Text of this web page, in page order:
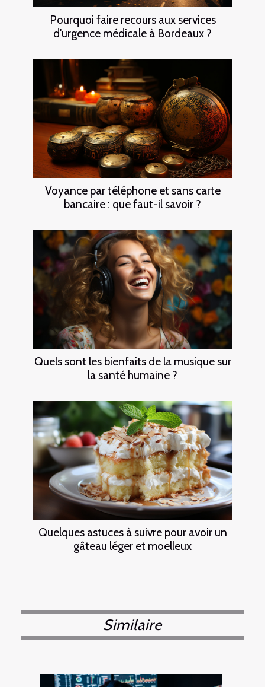
Pourquoi faire recours aux services
d'urgence médicale à Bordeaux ?
Voyance par téléphone et sans carte
bancaire : que faut-il savoir ?
Quels sont les bienfaits de la musique sur
la santé humaine ?
Quelques astuces à suivre pour avoir un
gâteau léger et moelleux
Similaire